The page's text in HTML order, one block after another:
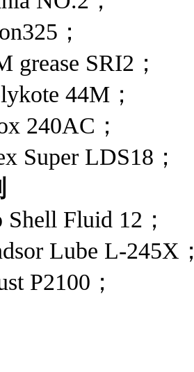
；
grease SRI2；
44M；
240AC；
Super LDS18；
Shell Fluid 12；
Lube L-245X
P2100；